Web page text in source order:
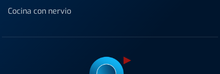
Cocina con nervio